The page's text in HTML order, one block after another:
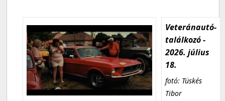
Veteránautó-
találkozó -
2026. július
18.
fotó: Tüskés
Tibor